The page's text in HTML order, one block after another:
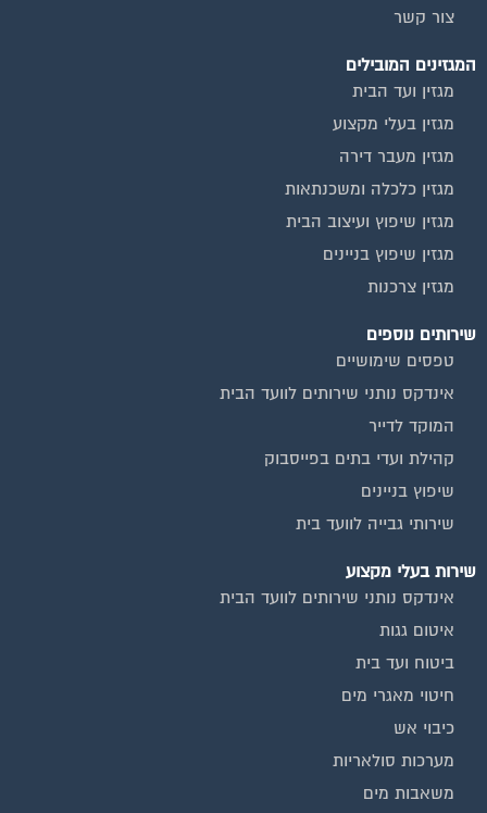
צור קשר
המגזינים המובילים
מגזין ועד הבית
מגזין בעלי מקצוע
מגזין מעבר דירה
מגזין כלכלה ומשכנתאות
מגזין שיפוץ ועיצוב הבית
מגזין שיפוץ בניינים
מגזין צרכנות
שירותים נוספים
טפסים שימושיים
אינדקס נותני שירותים לוועד הבית
המוקד לדייר
קהילת ועדי בתים בפייסבוק
שיפוץ בניינים
שירותי גבייה לוועד בית
שירות בעלי מקצוע
אינדקס נותני שירותים לוועד הבית
איטום גגות
ביטוח ועד בית
חיטוי מאגרי מים
כיבוי אש
מערכות סולאריות
משאבות מים